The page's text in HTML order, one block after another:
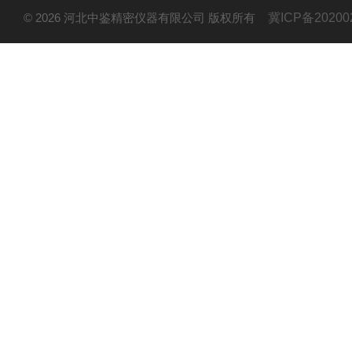
© 2026 河北中鉴精密仪器有限公司 版权所有 冀ICP备